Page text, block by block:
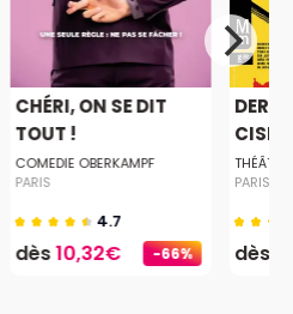
-66%
CHÉRI, ON SE DIT
TOUT !
COMEDIE OBERKAMPF
PARIS
4.7
dès10,32€
PARIS
dès